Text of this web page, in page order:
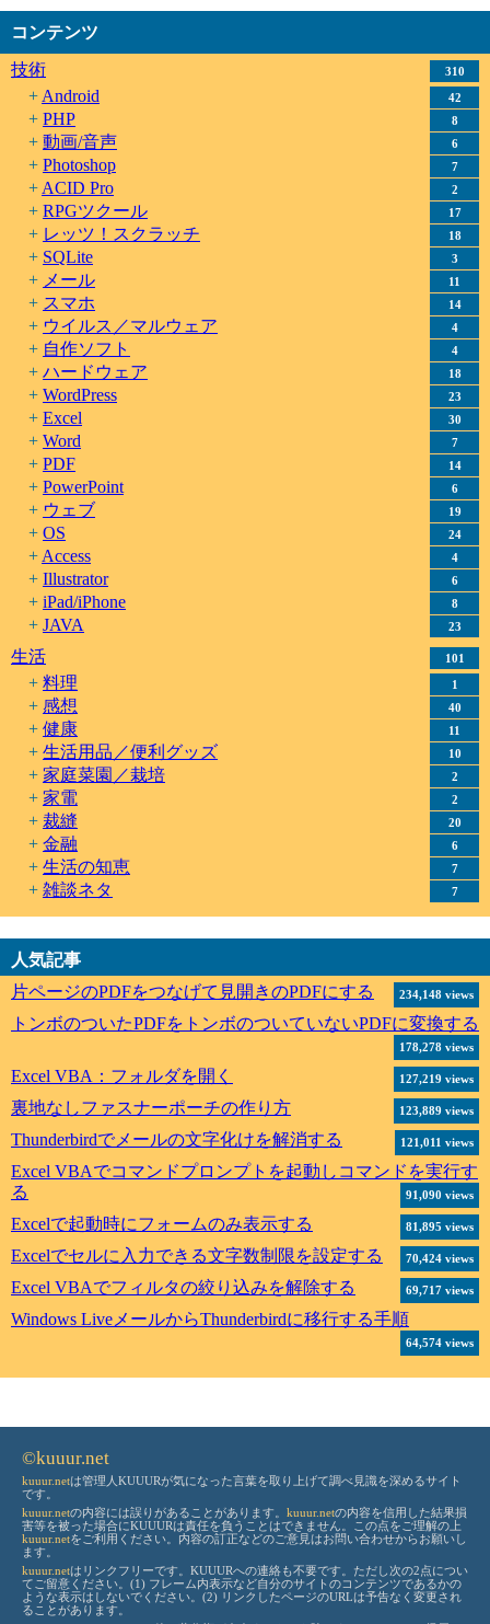
コンテンツ
技術
310
Android 42
PHP 8
動画/音声 6
Photoshop 7
ACID Pro 2
RPGツクール 17
レッツ！スクラッチ 18
SQLite 3
メール 11
スマホ 14
ウイルス／マルウェア 4
自作ソフト 4
ハードウェア 18
WordPress 23
Excel 30
Word 7
PDF 14
PowerPoint 6
ウェブ 19
OS 24
Access 4
Illustrator 6
iPad/iPhone 8
JAVA 23
生活 101
料理 1
感想 40
健康 11
生活用品／便利グッズ 10
家庭菜園／栽培 2
家電 2
裁縫 20
金融 6
生活の知恵 7
雑談ネタ 7
人気記事
片ページのPDFをつなげて見開きのPDFにする
234,148 views
トンボのついたPDFをトンボのついていないPDFに変換する
178,278 views
Excel VBA：フォルダを開く 127,219 views
裏地なしファスナーポーチの作り方 123,889 views
Thunderbirdでメールの文字化けを解消する 121,011 views
Excel VBAでコマンドプロンプトを起動しコマンドを実行す
る
91,090 views
Excelで起動時にフォームのみ表示する 81,895 views
Excelでセルに入力できる文字数制限を設定する 70,424 views
Excel VBAでフィルタの絞り込みを解除する 69,717 views
Windows LiveメールからThunderbirdに移行する手順
64,574 views
©kuuur.net
kuuur.netは管理人KUUURが気になった言葉を取り上げて調べ見識を深めるサイト
です。
kuuur.netの内容には誤りがあることがあります。 kuuur.netの内容を信用した結果損
害等を被った場合にKUUURは責任を負うことはできません。この点をご理解の上
kuuur.netをご利用ください。内容の訂正などのご意見はお問い合わせからお願いし
ます。
kuuur.netはリンクフリーです。KUUURへの連絡も不要です。ただし次の2点につい
てご留意ください。(1) フレーム内表示など自分のサイトのコンテンツであるかの
ような表示はしないでください。(2) リンクしたページのURLは予告なく変更され
ることがあります。